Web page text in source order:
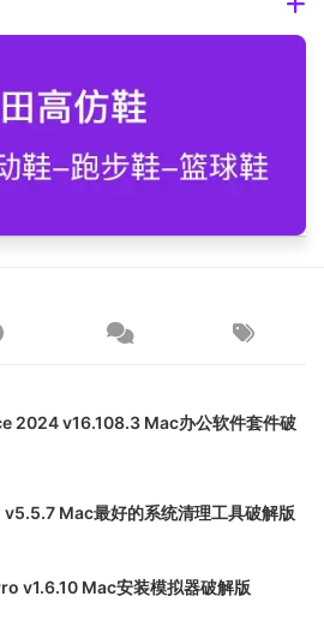
2024 v16.108.3 Mac办公软件套件破
Mac最好的系统清理工具破解版
v1.6.10 Mac安装模拟器破解版